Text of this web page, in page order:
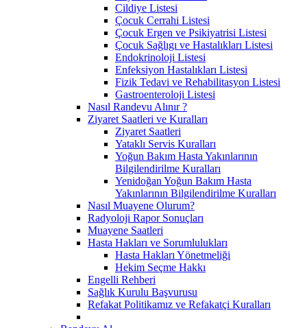
Cildiye Listesi
Çocuk Cerrahi Listesi
Çocuk Ergen ve Psikiyatrisi Listesi
Çocuk Sağlıgı ve Hastalıkları Listesi
Endokrinoloji Listesi
Enfeksiyon Hastalıkları Listesi
Fizik Tedavi ve Rehabilitasyon Listesi
Gastroenteroloji Listesi
Nasıl Randevu Alınır ?
Ziyaret Saatleri ve Kuralları
Ziyaret Saatleri
Yataklı Servis Kuralları
Yoğun Bakım Hasta Yakınlarının
Bilgilendirilme Kuralları
Yenidoğan Yoğun Bakım Hasta
Yakınlarının Bilgilendirilme Kuralları
Nasıl Muayene Olurum?
Radyoloji Rapor Sonuçları
Muayene Saatleri
Hasta Hakları ve Sorumlulukları
Hasta Hakları Yönetmeliği
Hekim Seçme Hakkı
Engelli Rehberi
Sağlık Kurulu Başvurusu
Refakat Politikamız ve Refakatçi Kuralları